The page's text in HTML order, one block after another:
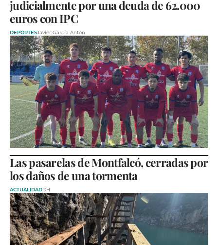
judicialmente por una deuda de 62.000
euros con IPC
DEPORTESJavier García Antón
Las pasarelas de Montfalcó, cerradas por
los daños de una tormenta
ACTUALIDADDH